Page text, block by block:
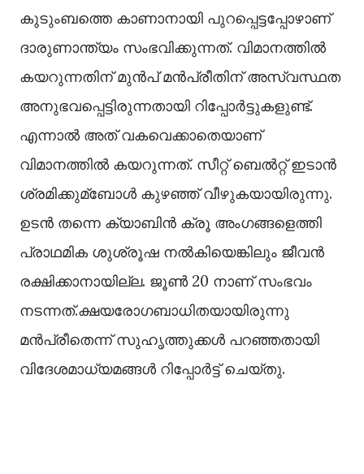
കുടുംബത്തെ കാണാനായി പുറപ്പെട്ടപ്പോഴാണ്
ദാരുണാന്ത്യം സംഭവിക്കുന്നത്. വിമാനത്തില്‍
കയറുന്നതിന് മുൻപ് മൻപ്രീതിന് അസ്വസ്ഥത
അനുഭവപ്പെട്ടിരുന്നതായി റിപ്പോർട്ടുകളുണ്ട്.
എന്നാല്‍ അത് വകവെക്കാതെയാണ്
വിമാനത്തില്‍ കയറുന്നത്. സീറ്റ് ബെല്‍റ്റ് ഇടാൻ
ശ്രമിക്കുമ്ബോള്‍ കുഴഞ്ഞ് വീഴുകയായിരുന്നു.
ഉടൻ തന്നെ ക്യാബിൻ ക്രൂ അംഗങ്ങളെത്തി
പ്രാഥമിക ശുശ്രൂഷ നല്‍കിയെങ്കിലും ജീവൻ
രക്ഷിക്കാനായില്ല. ജൂണ്‍ 20 നാണ് സംഭവം
നടന്നത്.ക്ഷയരോഗബാധിതയായിരുന്നു
മൻപ്രീതെന്ന് സുഹൃത്തുക്കള്‍ പറഞ്ഞതായി
വിദേശമാധ്യമങ്ങള്‍ റിപ്പോർട്ട് ചെയ്തു.